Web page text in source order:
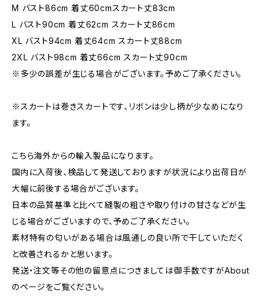
M バスト86cm 着丈60cmスカート丈83cm
L バスト90cm 着丈62cm スカート丈86cm
XL バスト94cm 着丈64cm スカート丈88cm
2XL バスト98cm 着丈66cm スカート丈90cm
※多少の誤差が生じる場合がございます。予めご了承ください。
※スカートは巻きスカートです、リボンは少し柄が少なめになり
ます。
こちら海外からの輸入製品になります。
国内に入荷後、検品して発送しておりますが状況により出荷日が
大幅に前後する場合がございます。
日本の品質基準と比べて縫製の粗さや取り付けの甘さなどが生
じる場合がございますので、予めご了承ください。
素材特有の匂いがある場合は風通しの良い所で干していただく
と改善されるかと思います。
発送・注文等その他の留意点につきましては御手数ですがAbout
のページをご覧ください。